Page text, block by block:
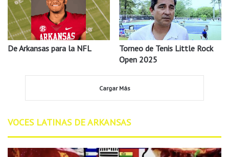
De Arkansas para la NFL
Torneo de Tenis Little Rock
Open 2025
Cargar Más
VOCES LATINAS DE ARKANSAS